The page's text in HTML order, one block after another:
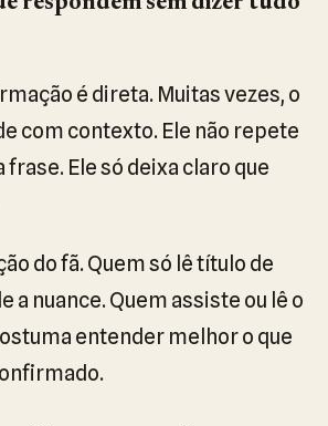
é direta. Muitas vezes, o
com contexto. Ele não repete
frase. Ele só deixa claro que
do fã. Quem só lê título de
a nuance. Quem assiste ou lê o
entender melhor o que